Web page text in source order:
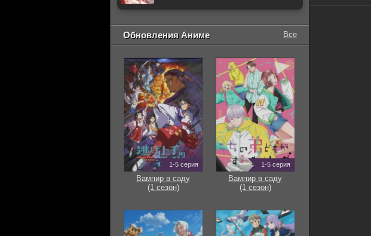
Обновления Аниме Все
1-5 серия
Вампир в саду
(1 сезон)
1-5 серия
Вампир в саду
(1 сезон)